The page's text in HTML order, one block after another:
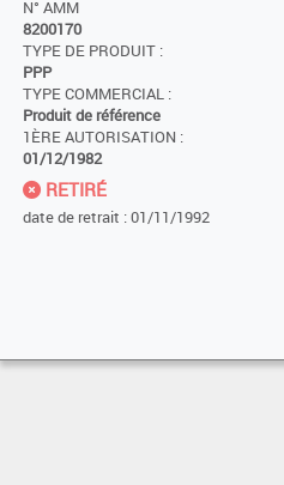
N° AMM
8200170
TYPE DE PRODUIT :
PPP
TYPE COMMERCIAL :
Produit de référence
1ÈRE AUTORISATION :
01/12/1982
RETIRÉ
date de retrait : 01/11/1992